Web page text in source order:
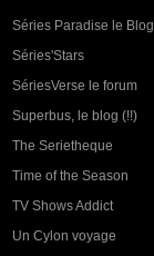
Séries Paradise le Blog
Séries'Stars
SériesVerse le forum
Superbus, le blog (!!)
The Serietheque
Time of the Season
TV Shows Addict
Un Cylon voyage